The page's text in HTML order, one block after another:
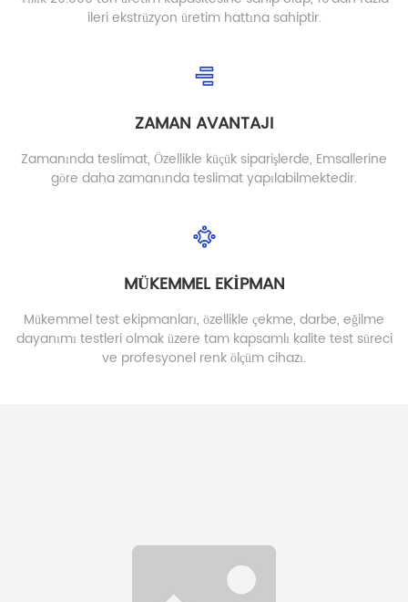
ileri ekstrüzyon üretim hattına sahiptir.
ZAMAN AVANTAJI
Zamanında teslimat, Özellikle küçük siparişlerde, Emsallerine
göre daha zamanında teslimat yapılabilmektedir.
MÜKEMMEL EKİPMAN
Mükemmel test ekipmanları, özellikle çekme, darbe, eğilme
dayanımı testleri olmak üzere tam kapsamlı kalite test süreci
ve profesyonel renk ölçüm cihazı.